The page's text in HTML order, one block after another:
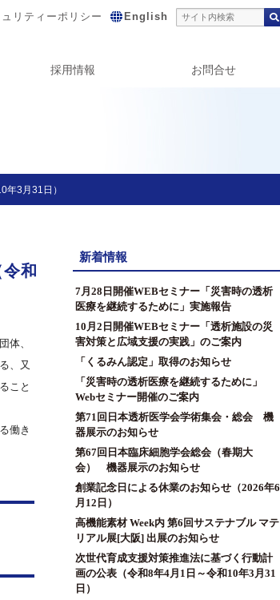
リティーポリシー English
採用情報 お問合せ
年3月31日）
和
体、
、又
こと
働き
新着情報
7月28日開催WEBセミナー「災害時の透析
医療を継続するために」実施報告
10月2日開催WEBセミナー「透析施設の災
害対策と広域支援の実践」のご案内
「くるみん認定」取得のお知らせ
「災害時の透析医療を継続するために」
Webセミナー開催のご案内
第71回日本透析医学会学術集会・総会 機
器展示のお知らせ
第67回日本臨床細胞学会総会（春期大
会） 機器展示のお知らせ
創業記念日による休業のお知らせ（2026年6
月12日）
高機能素材 Week内 第6回サステナブル マテ
リアル展[大阪] 出展のお知らせ
次世代育成支援対策推進法に基づく行動計
画の公表（令和8年4月1日～令和10年3月31
日）